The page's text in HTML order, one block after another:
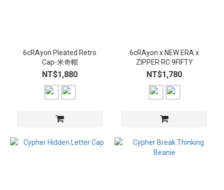
6cRAyon Pleated Retro
Cap-米奇帽
NT$1,880
6cRAyon x NEW ERA x
ZIPPER RC 9FIFTY
NT$1,780